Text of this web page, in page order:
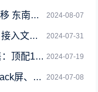
2024-08-07
要目的地
2024-07-31
WPS AI
2024-07-19
Ti S
2024-07-08
摄像头